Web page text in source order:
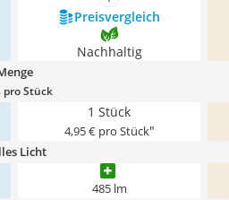
Preis­vergleich
Nachhaltig
pro Stück
1 Stück
4,95 € pro Stück"
Licht
485 lm